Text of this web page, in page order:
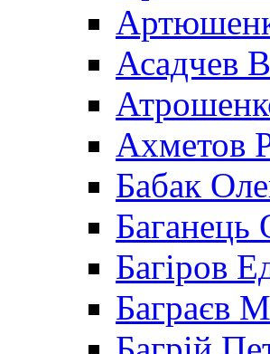
Асадчев
Ахметов
Бабак
Баганець
Багіров
Баграєв